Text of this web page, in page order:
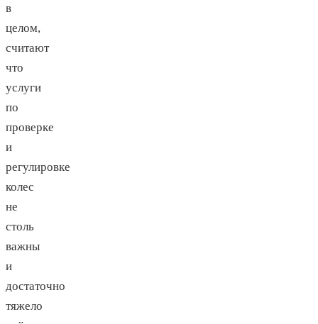
в
целом,
считают
что
услуги
по
проверке
и
регулировке
колес
не
столь
важны
и
достаточно
тяжело